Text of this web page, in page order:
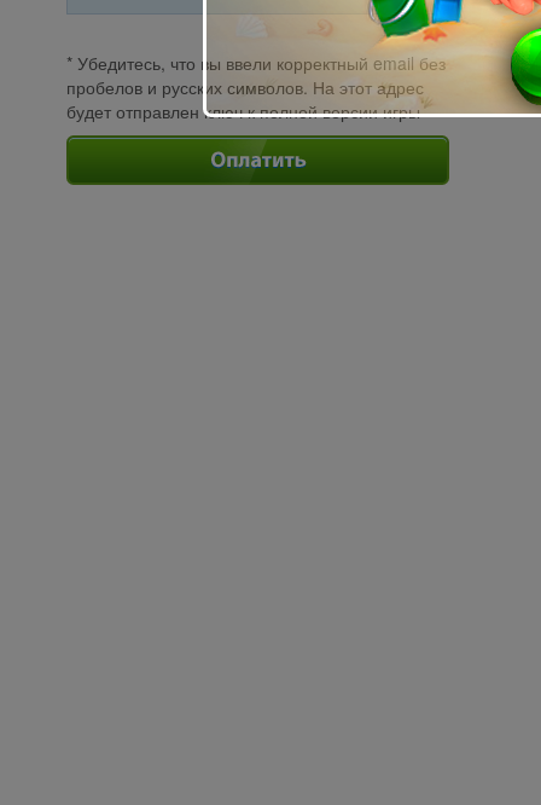
* Убедитесь, что вы ввели корректный email без
пробелов и русских символов. На этот адрес
будет отправлен ключ к полной версии игры